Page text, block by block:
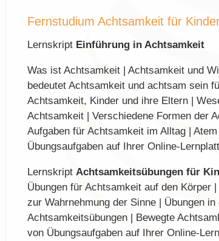
Fernstudium Achtsamkeit für
Lernskript Einführung in Achtsamkeit
Was ist Achtsamkeit | Achtsamkeit und
bedeutet Achtsamkeit und achtsam sein
Achtsamkeit, Kinder und ihre Eltern |
Achtsamkeit | Verschiedene Formen der
Aufgaben für Achtsamkeit im Alltag |
Übungsaufgaben auf Ihrer Online-
Lernskript Achtsamkeitsübungen für
Übungen für Achtsamkeit auf den Körper
zur Wahrnehmung der Sinne | Übungen
Achtsamkeitsübungen | Bewegte
von Übungsaufgaben auf Ihrer Online-